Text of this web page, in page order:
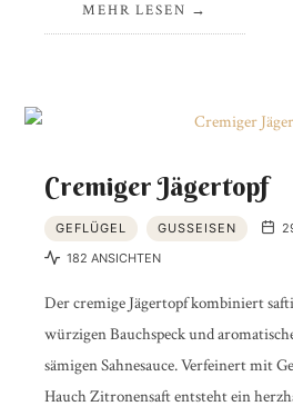
MEHR LESEN
Cremiger Jägertopf
GEFLÜGEL GUSSEISEN
182 ANSICHTEN
Der cremige Jägertopf kombiniert
würzigen Bauchspeck und
sämigen Sahnesauce. Verfeinert mit
Hauch Zitronensaft entsteht ein